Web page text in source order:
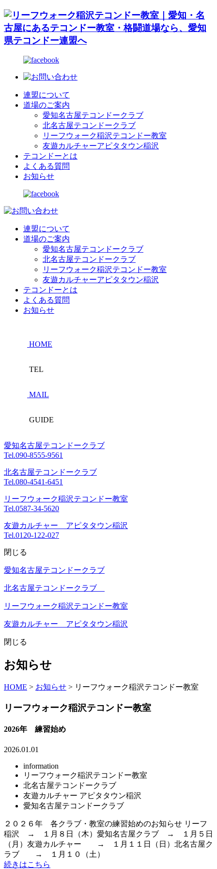
連盟について
道場のご案内
愛知名古屋テコンドークラブ
北名古屋テコンドークラブ
リーフウォーク稲沢テコンドー教室
友遊カルチャーアピタタウン稲沢
テコンドーとは
よくある質問
お知らせ
連盟について
道場のご案内
愛知名古屋テコンドークラブ
北名古屋テコンドークラブ
リーフウォーク稲沢テコンドー教室
友遊カルチャーアピタタウン稲沢
テコンドーとは
よくある質問
お知らせ
HOME
TEL
MAIL
GUIDE
愛知名古屋テコンドークラブ
Tel.090-8555-9561
北名古屋テコンドークラブ
Tel.080-4541-6451
リーフウォーク稲沢テコンドー教室
Tel.0587-34-5620
友遊カルチャー アピタタウン稲沢
Tel.0120-122-027
閉じる
愛知名古屋テコンドークラブ
北名古屋テコンドークラブ
リーフウォーク稲沢テコンドー教室
友遊カルチャー アピタタウン稲沢
閉じる
お知らせ
HOME > お知らせ > リーフウォーク稲沢テコンドー教室
リーフウォーク稲沢テコンドー教室
2026年 練習始め
2026.01.01
information
リーフウォーク稲沢テコンドー教室
北名古屋テコンドークラブ
友遊カルチャー アピタタウン稲沢
愛知名古屋テコンドークラブ
２０２６年 各クラブ・教室の練習始めのお知らせ リーフ
稲沢 → １月８日（木）愛知名古屋クラブ → １月５日
（月）友遊カルチャー → １月１１日（日）北名古屋ク
ラブ → １月１０（土）
続きはこちら